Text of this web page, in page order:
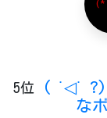
5位
( ˙◁˙ ?)
な